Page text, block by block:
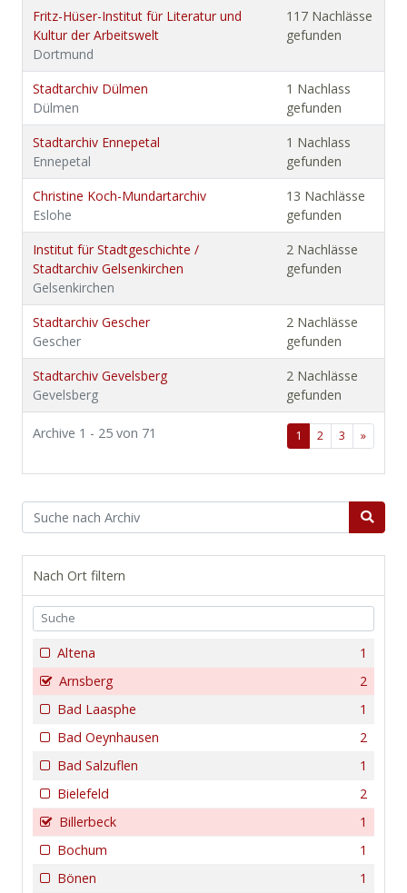
Fritz-Hüser-Institut für Literatur und
Kultur der Arbeitswelt
Dortmund
117 Nachlässe
gefunden
Stadtarchiv Dülmen
Dülmen
1 Nachlass
gefunden
Stadtarchiv Ennepetal
Ennepetal
1 Nachlass
gefunden
Christine Koch-Mundartarchiv
Eslohe
13 Nachlässe
gefunden
Institut für Stadtgeschichte /
Stadtarchiv Gelsenkirchen
Gelsenkirchen
2 Nachlässe
gefunden
Stadtarchiv Gescher
Gescher
2 Nachlässe
gefunden
Stadtarchiv Gevelsberg
Gevelsberg
2 Nachlässe
gefunden
Archive 1 - 25 von 71 1 2 3 »
Nach Ort filtern
1
Altena
2
Arnsberg
1
Bad Laasphe
2
Bad Oeynhausen
1
Bad Salzuflen
2
Bielefeld
1
Billerbeck
1
Bochum
1
Bönen